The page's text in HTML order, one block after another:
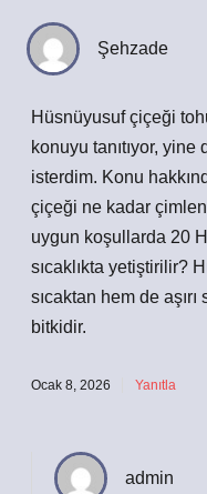
Şehzade
Hüsnüyusuf çiçeği
konuyu tanıtıyor,
isterdim. Konu
çiçeği ne kadar
uygun koşullarda 20
sıcaklıkta yetiştirilir?
sıcaktan hem de
bitkidir.
Ocak 8, 2026 Yanıtla
admin